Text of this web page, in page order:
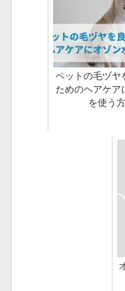
ペットの毛ヅヤ
ためのヘアケア
を使う